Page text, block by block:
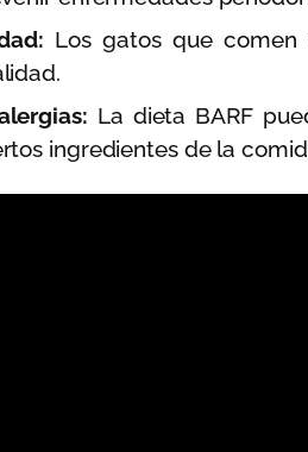
Los gatos que comen
La dieta BARF
ingredientes de la